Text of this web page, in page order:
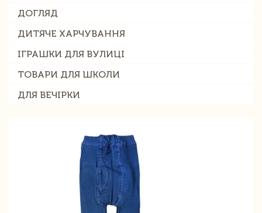
ДОГЛЯД
ДИТЯЧЕ ХАРЧУВАННЯ
ІГРАШКИ ДЛЯ ВУЛИЦІ
ТОВАРИ ДЛЯ ШКОЛИ
ДЛЯ ВЕЧІРКИ